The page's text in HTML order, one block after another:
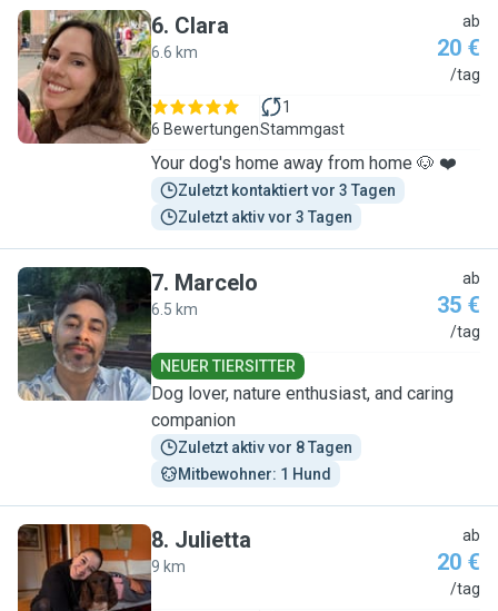
C
6. Clara
6.6 km
ab
20 €
/tag
6 Bewertungen
1
Stammgast
Your dog's home away from home 🐶 ❤️
Zuletzt kontaktiert vor 3 Tagen
Zuletzt aktiv vor 3 Tagen
M
7. Marcelo
6.5 km
ab
35 €
/tag
NEUER TIERSITTER
Dog lover, nature enthusiast, and caring
companion
Zuletzt aktiv vor 8 Tagen
Mitbewohner: 1 Hund
J
8. Julietta
9 km
ab
20 €
/tag